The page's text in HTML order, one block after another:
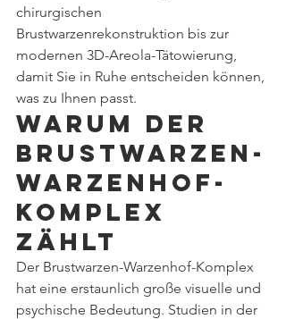
chirurgischen
Brustwarzenrekonstruktion bis zur
modernen 3D-Areola-Tätowierung,
damit Sie in Ruhe entscheiden können,
was zu Ihnen passt.
Warum der
Brustwarzen-
Warzenhof-
Komplex
zählt
Der Brustwarzen-Warzenhof-Komplex
hat eine erstaunlich große visuelle und
psychische Bedeutung. Studien in der